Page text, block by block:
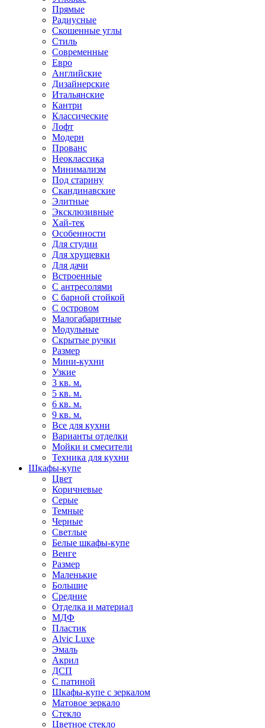
Прямые
Радиусные
Скошенные углы
Стиль
Современные
Евро
Английские
Дизайнерские
Итальянские
Кантри
Классические
Лофт
Модерн
Прованс
Неоклассика
Минимализм
Под старину
Скандинавские
Элитные
Эксклюзивные
Хай-тек
Особенности
Для студии
Для хрущевки
Для дачи
Встроенные
С антресолями
С барной стойкой
С островом
Малогабаритные
Модульные
Скрытые ручки
Размер
Мини-кухни
Узкие
3 кв. м.
5 кв. м.
6 кв. м.
9 кв. м.
Все для кухни
Варианты отделки
Мойки и смесители
Техника для кухни
Шкафы-купе
Цвет
Коричневые
Серые
Темные
Черные
Светлые
Белые шкафы-купе
Венге
Размер
Маленькие
Большие
Средние
Отделка и материал
МДФ
Пластик
Alvic Luxe
Эмаль
Акрил
ДСП
С патиной
Шкафы-купе с зеркалом
Матовое зеркало
Стекло
Цветное стекло